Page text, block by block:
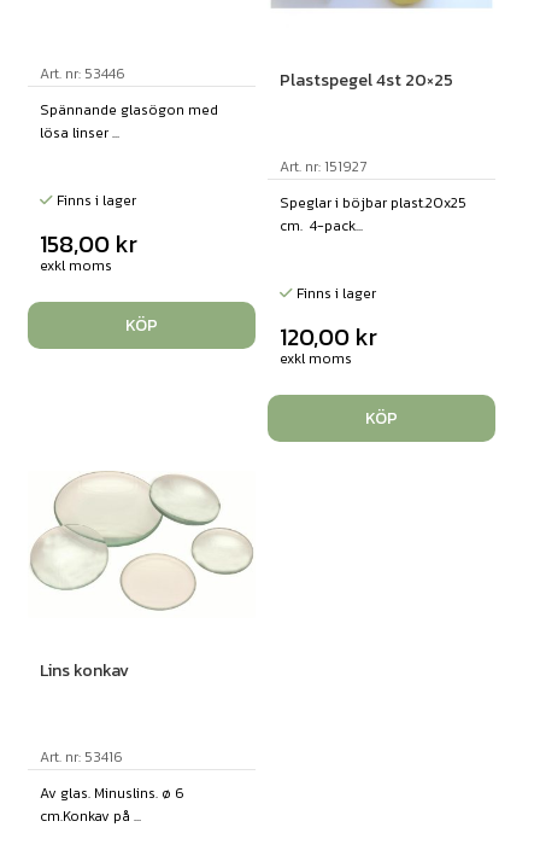
Art. nr: 53446
Spännande glasögon med
lösa linser ...
Finns i lager
158,00 kr
exkl moms
KÖP
Plastspegel 4st 20×25
Art. nr: 151927
Speglar i böjbar plast.20x25
cm. 4-pack...
Finns i lager
120,00 kr
exkl moms
KÖP
Lins konkav
Art. nr: 53416
Av glas. Minuslins. ø 6
cm.Konkav på ...